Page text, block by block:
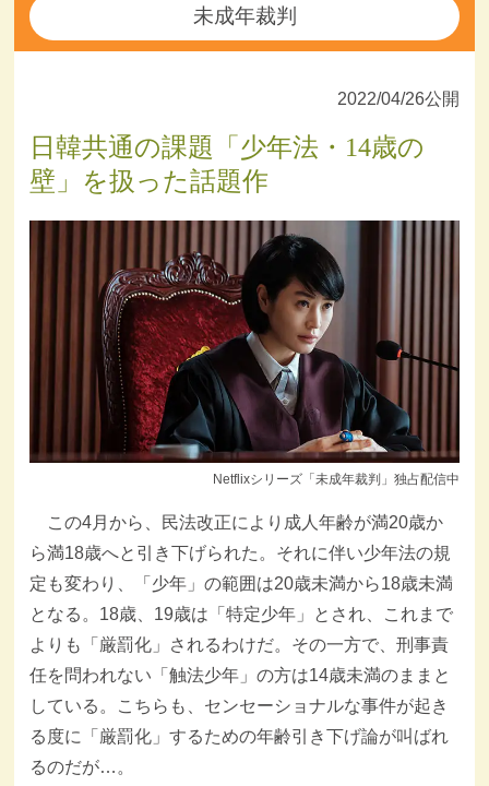
未成年裁判
2022/04/26公開
日韓共通の課題「少年法・14歳の
壁」を扱った話題作
Netflixシリーズ「未成年裁判」独占配信中
この4月から、民法改正により成人年齢が満20歳か
ら満18歳へと引き下げられた。それに伴い少年法の規
定も変わり、「少年」の範囲は20歳未満から18歳未満
となる。18歳、19歳は「特定少年」とされ、これまで
よりも「厳罰化」されるわけだ。その一方で、刑事責
任を問われない「触法少年」の方は14歳未満のままと
している。こちらも、センセーショナルな事件が起き
る度に「厳罰化」するための年齢引き下げ論が叫ばれ
るのだが…。